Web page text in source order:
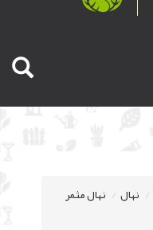
نهال
نهال مثمر